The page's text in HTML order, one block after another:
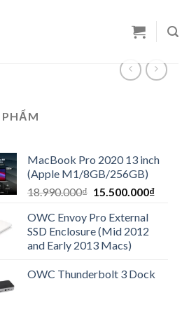
PHẨM
MacBook Pro 2020 13 inch
(Apple M1/8GB/256GB)
18.990.000₫ Original
was:
18.990.000₫.
15.500.000₫
OWC Envoy Pro External
SSD Enclosure (Mid 2012
and Early 2013 Macs)
OWC Thunderbolt 3 Dock